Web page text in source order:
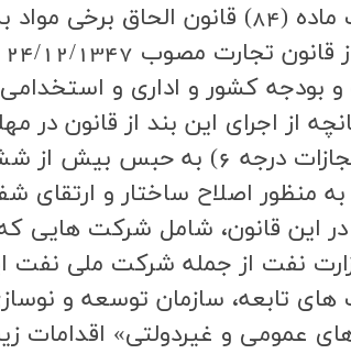
اعضاي هيأت مديره و مديران ايت شركت ها با
و بودجه كشور و اداري و
اجراي اين بند از قانون در
قانون بودجه سال 1402 کل کشور: به منظور اصلاح
اين قانون، شامل شركت هايي
نفت از جمله شركت ملي نفت
تابعه، سازمان توسعه و
عمومي و غيردولتي» اقدامات